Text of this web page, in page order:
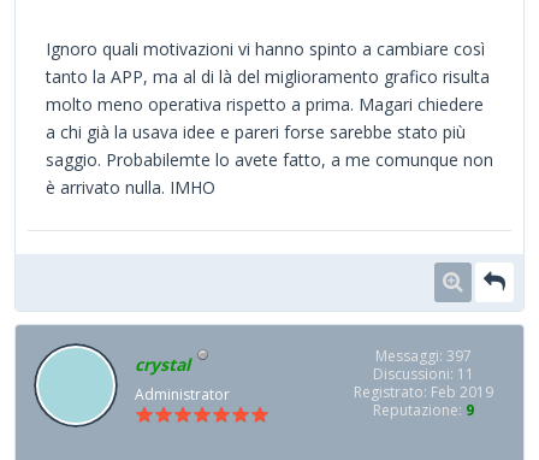
Ignoro quali motivazioni vi hanno spinto a cambiare così
tanto la APP, ma al di là del miglioramento grafico risulta
molto meno operativa rispetto a prima. Magari chiedere
a chi già la usava idee e pareri forse sarebbe stato più
saggio. Probabilemte lo avete fatto, a me comunque non
è arrivato nulla. IMHO
crystal
Administrator
Messaggi: 397
Discussioni: 11
Registrato: Feb 2019
Reputazione: 9